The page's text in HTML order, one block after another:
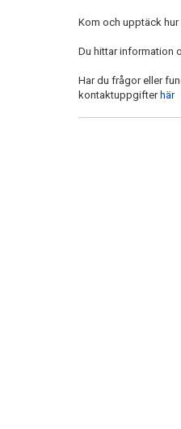
Kom och upptäck
Du hittar information
Har du frågor eller
kontaktuppgifter här